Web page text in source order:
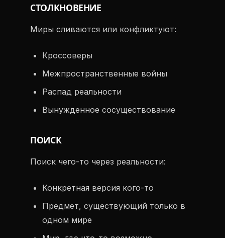
СТОЛКНОВЕНИЕ
Миры сливаются или конфликтуют:
Кроссоверы
Межпространственные войны
Распад реальности
Вынужденное сосуществование
ПОИСК
Поиск чего-то через реальности:
Конкретная версия кого-то
Предмет, существующий только в
одном мире